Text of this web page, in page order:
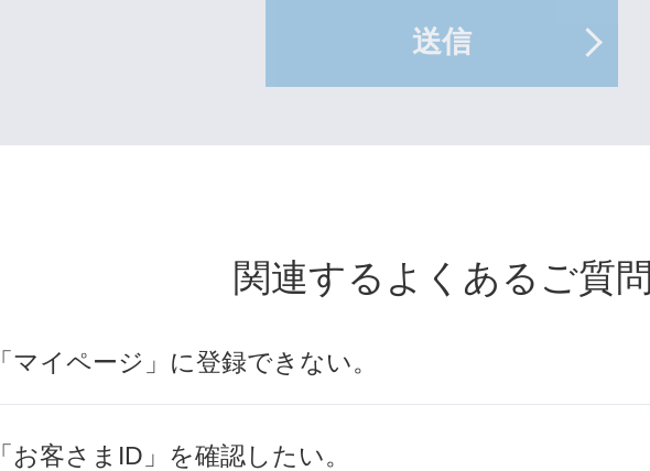
送信
関連するよくあるご質問
「マイページ」に登録できない。
「お客さまID」を確認したい。